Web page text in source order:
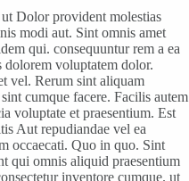
Dolor provident molestias
modi aut. Sint omnis amet
qui. consequuntur rem a ea
dolorem voluptatem dolor.
vel. Rerum sint aliquam
cumque facere. Facilis autem
voluptate et praesentium. Est
Aut repudiandae vel ea
occaecati. Quo in quo. Sint
qui omnis aliquid praesentium
inventore cumque. ut